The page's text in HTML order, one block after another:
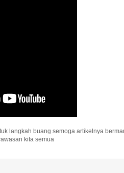
langkah buang semoga artikelnya
kita semua